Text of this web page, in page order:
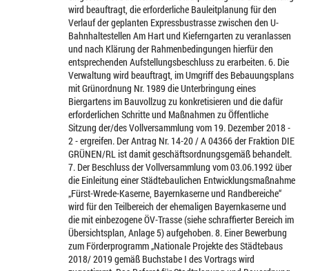
wird beauftragt, die erforderliche Bauleitplanung für den
Verlauf der geplanten Expressbustrasse zwischen den U-
Bahnhaltestellen Am Hart und Kieferngarten zu veranlassen
und nach Klärung der Rahmenbedingungen hierfür den
entsprechenden Aufstellungsbeschluss zu erarbeiten. 6. Die
Verwaltung wird beauftragt, im Umgriff des Bebauungsplans
mit Grünordnung Nr. 1989 die Unterbringung eines
Biergartens im Bauvollzug zu konkretisieren und die dafür
erforderlichen Schritte und Maßnahmen zu Öffentliche
Sitzung der/des Vollversammlung vom 19. Dezember 2018 -
2 - ergreifen. Der Antrag Nr. 14-20 / A 04366 der Fraktion DIE
GRÜNEN/RL ist damit geschäftsordnungsgemäß behandelt.
7. Der Beschluss der Vollversammlung vom 03.06.1992 über
die Einleitung einer Städtebaulichen Entwicklungsmaßnahme
„Fürst-Wrede-Kaserne, Bayernkaserne und Randbereiche“
wird für den Teilbereich der ehemaligen Bayernkaserne und
die mit einbezogene ÖV-Trasse (siehe schraffierter Bereich im
Übersichtsplan, Anlage 5) aufgehoben. 8. Einer Bewerbung
zum Förderprogramm „Nationale Projekte des Städtebaus
2018/ 2019 gemäß Buchstabe I des Vortrags wird